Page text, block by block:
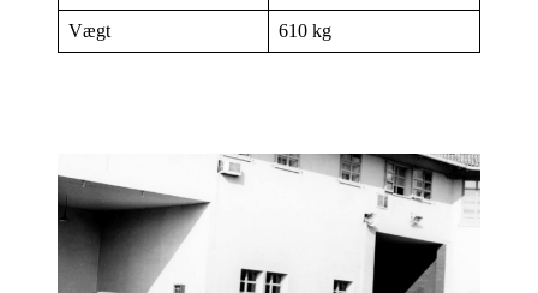
Vægt 610 kg